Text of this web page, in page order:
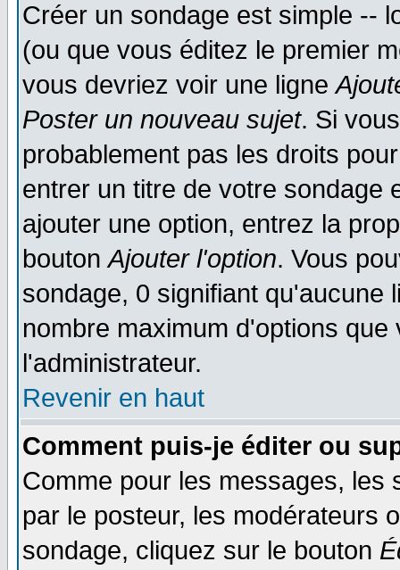
Créer un sondage est simple --
(ou que vous éditez le premier
vous devriez voir une ligne
Poster un nouveau sujet. Si
probablement pas les droits
entrer un titre de votre sondage
ajouter une option, entrez la
boutonAjouter l'option. Vous
sondage, 0 signifiant qu'aucune
nombre maximum d'options
l'administrateur.
Revenir en haut
Comment puis-je éditer ou
Comme pour les messages, les
par le posteur, les modérateurs
sondage, cliquez sur le bouton